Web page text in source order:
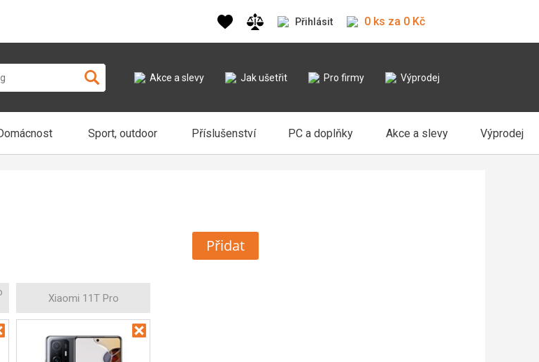
Přihlásit 0 ks za 0 Kč
Akce a slevy Jak ušetřit Pro firmy Výprodej
Sport, outdoor Příslušenství PC a doplňky Akce a slevy Výprodej
Přidat
Xiaomi 11T Pro